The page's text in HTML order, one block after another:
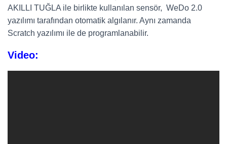
AKILLI TUĞLA ile birlikte kullanılan sensör, WeDo 2.0
yazılımı tarafından otomatik algılanır. Aynı zamanda
Scratch yazılımı ile de programlanabilir.
Video: